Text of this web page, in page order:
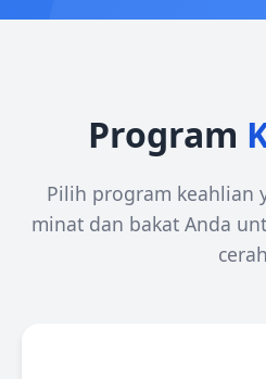
Program
Pilih program keahlian
minat dan bakat Anda
cerah